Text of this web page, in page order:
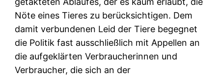
Nöte eines Tieres zu berücksichtigen. Dem
damit verbundenen Leid der Tiere begegnet
die Politik fast ausschließlich mit Appellen an
die aufgeklärten Verbraucherinnen und
Verbraucher, die sich an der